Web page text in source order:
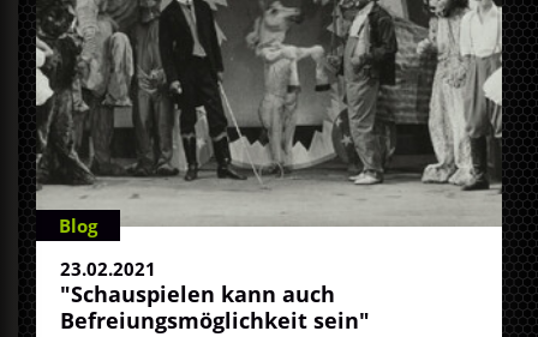
Blog
23.02.2021
"Schauspielen kann auch
Befreiungsmöglichkeit sein"